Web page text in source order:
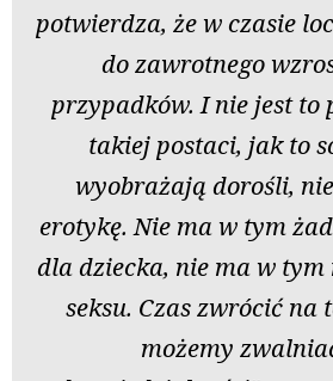
potwierdza, że w czasie
do zawrotnego
przypadków. I nie jest to
takiej postaci, jak to
wyobrażają dorośli,
erotykę. Nie ma w tym
dla dziecka, nie ma w tym
seksu. Czas zwrócić na
możemy